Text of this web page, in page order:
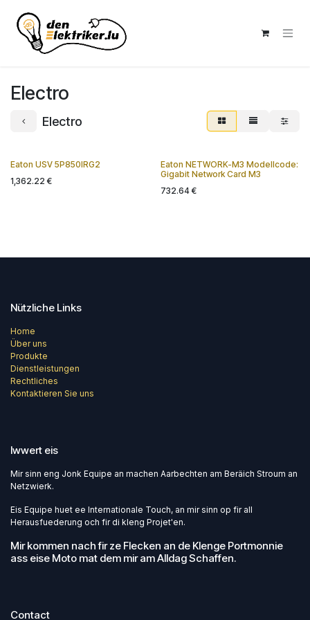
Electro
Electro
New!
Eaton USV 5P850IRG2
1,362.22 €
Eaton NETWORK-M3 Modellcode:
Gigabit Network Card M3
732.64€
Nützliche Links
Home
Über uns
Produkte
Dienstleistungen
Rechtliches
Kontaktieren Sie uns
Iwwert eis
Mir sinn eng Jonk Equipe an machen Aarbechten am Beräich Stroum an
Netzwierk.
Eis Equipe huet ee Internationale Touch, an mir sinn op fir all
Herausfuederung och fir di kleng Projet'en.
Mir kommen nach fir ze Flecken an de Klenge Portmonnie
ass eise Moto mat dem mir am Alldag Schaffen.
Contact